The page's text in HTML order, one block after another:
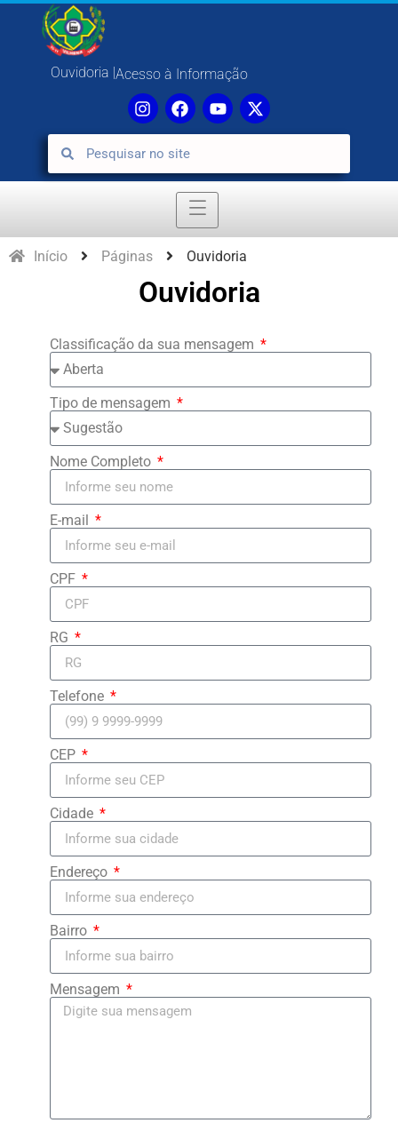
Ouvidoria |Acesso à Informação
Início Páginas Ouvidoria
Ouvidoria
Classificação da sua mensagem
Tipo de mensagem
Nome Completo
E-mail
CPF
RG
Telefone
CEP
Cidade
Endereço
Bairro
Mensagem